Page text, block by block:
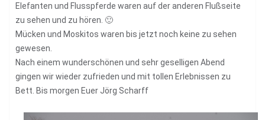
Elefanten und Flusspferde waren auf der anderen Flußseite
zu sehen und zu hören. 🙂
Mücken und Moskitos waren bis jetzt noch keine zu sehen
gewesen.
Nach einem wunderschönen und sehr geselligen Abend
gingen wir wieder zufrieden und mit tollen Erlebnissen zu
Bett. Bis morgen Euer Jörg Scharff